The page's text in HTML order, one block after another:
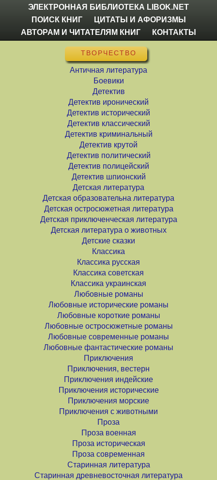
ЭЛЕКТРОННАЯ БИБЛИОТЕКА LIBOK.NET
ПОИСК КНИГ
ЦИТАТЫ И АФОРИЗМЫ
АВТОРАМ И ЧИТАТЕЛЯМ КНИГ
КОНТАКТЫ
ТВОРЧЕСТВО
Античная литература
Боевики
Детектив
Детектив иронический
Детектив исторический
Детектив классический
Детектив криминальный
Детектив крутой
Детектив политический
Детектив полицейский
Детектив шпионский
Детская литература
Детская образовательна литература
Детская остросюжетная литература
Детская приключенческая литература
Детская литература о животных
Детские сказки
Классика
Классика русская
Классика советская
Классика украинская
Любовные романы
Любовные исторические романы
Любовные короткие романы
Любовные остросюжетные романы
Любовные современные романы
Любовные фантастические романы
Приключения
Приключения, вестерн
Приключения индейские
Приключения исторические
Приключения морские
Приключения с животными
Проза
Проза военная
Проза историческая
Проза современная
Старинная литература
Старинная древневосточная литература